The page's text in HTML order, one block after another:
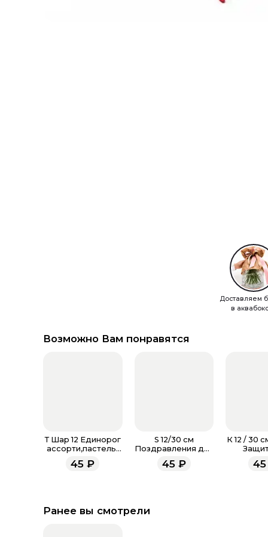
Доставляем
в
Возможно Вам понравятся
Т Шар 12 Единорог
ассорти,пастель-
45 ₽
S 12/30 см
Поздравления для
Пастель
45₽
К 12 / 30
45
Ранее вы смотрели